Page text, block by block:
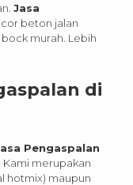
Jasa
beton jalan
murah. Lebih
di
Pengaspalan
Kami merupakan
hotmix) maupun